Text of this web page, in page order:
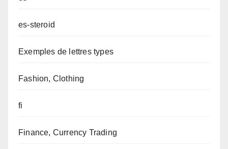
es-steroid
Exemples de lettres types
Fashion, Clothing
fi
Finance, Currency Trading